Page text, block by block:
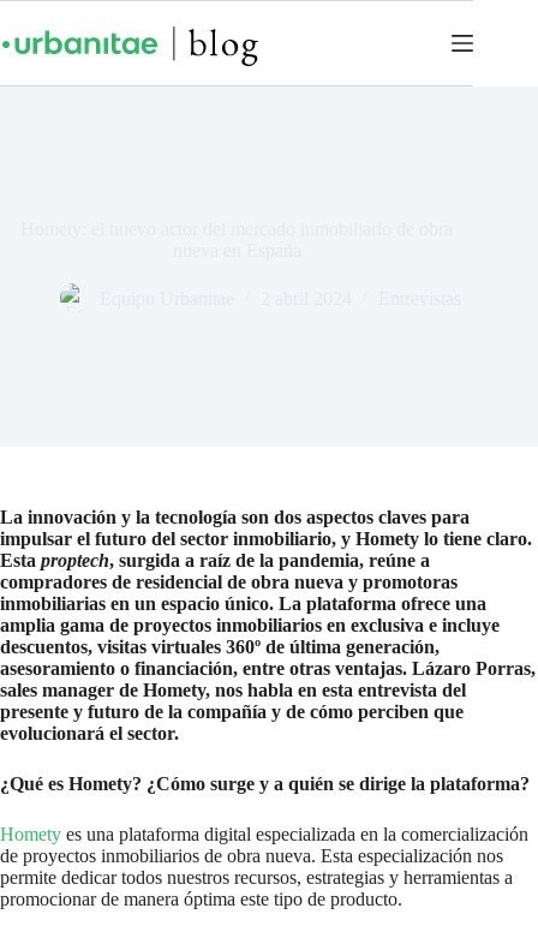
La innovación y la tecnología son dos aspectos claves para
impulsar el futuro del sector inmobiliario, y Homety lo tiene claro.
Esta proptech, surgida a raíz de la pandemia, reúne a
compradores de residencial de obra nueva y promotoras
inmobiliarias en un espacio único. La plataforma ofrece una
amplia gama de proyectos inmobiliarios en exclusiva e incluye
descuentos, visitas virtuales 360º de última generación,
asesoramiento o financiación, entre otras ventajas. Lázaro Porras,
sales manager de Homety, nos habla en esta entrevista del
presente y futuro de la compañía y de cómo perciben que
evolucionará el sector.
¿Qué es Homety? ¿Cómo surge y a quién se dirige la plataforma?
Homety es una plataforma digital especializada en la comercialización
de proyectos inmobiliarios de obra nueva. Esta especialización nos
permite dedicar todos nuestros recursos, estrategias y herramientas a
promocionar de manera óptima este tipo de producto.